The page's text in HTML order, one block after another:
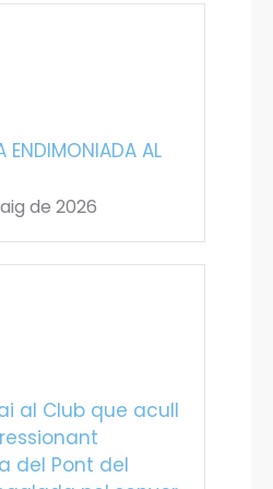
ENDIMONIADA AL
de 2026
al Club que acull
del Pont del